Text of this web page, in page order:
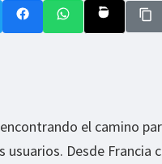
el camino
usuarios. Desde Francia